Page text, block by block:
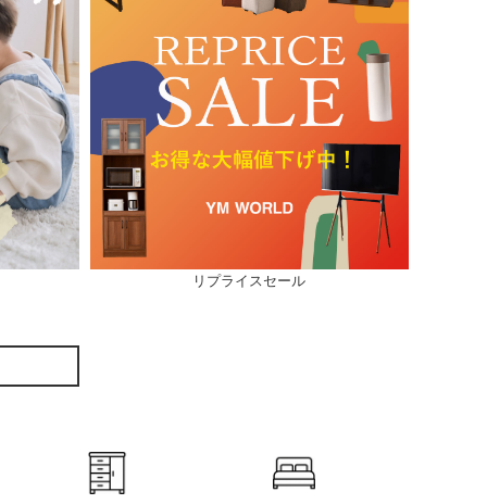
リプライスセール